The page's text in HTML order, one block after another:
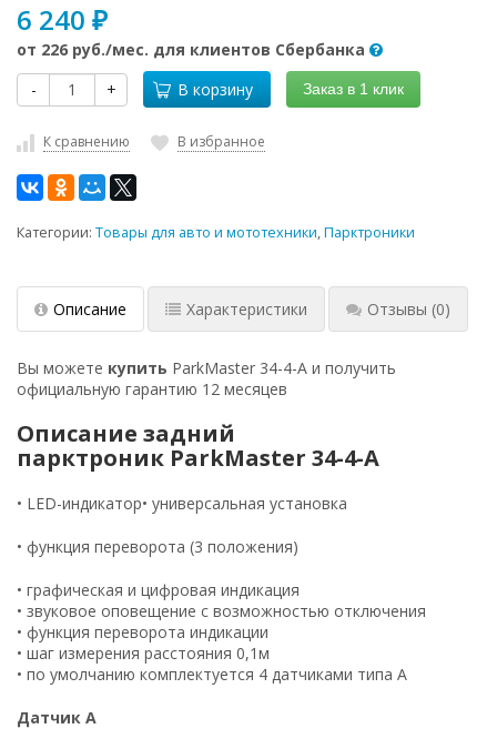
6 240 ₽
от 226 руб./мес. для клиентов Сбербанка
-
+ В корзину Заказ в 1 клик
К сравнению В избранное
Категории: Товары для авто и мототехники,Парктроники
Описание Характеристики Отзывы (0)
Вы можете купить ParkMaster 34-4-A и получить
официальную гарантию 12 месяцев
Описание задний
парктроник ParkMaster 34-4-A
• LED-индикатор• универсальная установка
• функция переворота (3 положения)
• графическая и цифровая индикация
• звуковое оповещение с возможностью отключения
• функция переворота индикации
• шаг измерения расстояния 0,1м
• по умолчанию комплектуется 4 датчиками типа A
Датчик A